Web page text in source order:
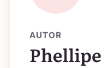
AUTOR
Phellipe